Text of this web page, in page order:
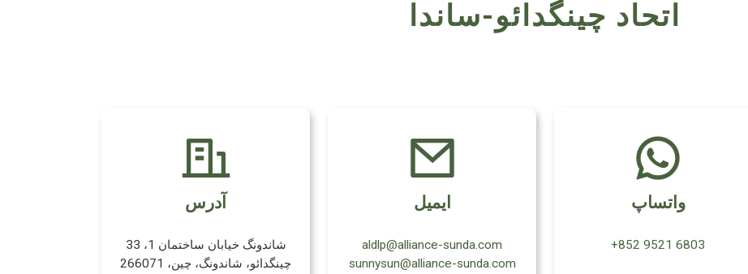
اتحاد چینگدائو-ساندا
آدرس
33 شاندونگ خیابان ساختمان 1،
چینگدائو، شاندونگ، چین، 266071
ایمیل
aldlp@alliance-sunda.com
sunnysun@alliance-sunda.com
واتساپ
‎+852 9521 6803‎